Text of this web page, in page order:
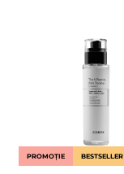
PROMOȚIE BESTSELLER